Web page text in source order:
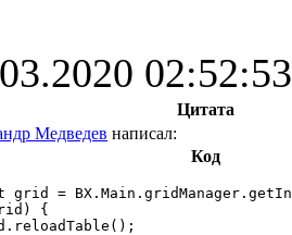
02:52:53
Цитата
Медведев написал:
Код
grid =
{